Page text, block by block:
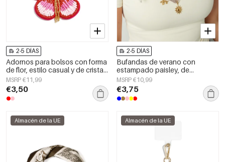
2-5 DÍAS
Adornos para bolsos con forma
de flor, estilo casual y de cristal,
accesorios diarios.
MSRP €11,99
€3,50
2-5 DÍAS
Bufandas de verano con
estampado paisley, de
algodón, ideales para
vacaciones y uso diario.
MSRP €10,99
€3,75
Almacén de la UE Almacén de la UE